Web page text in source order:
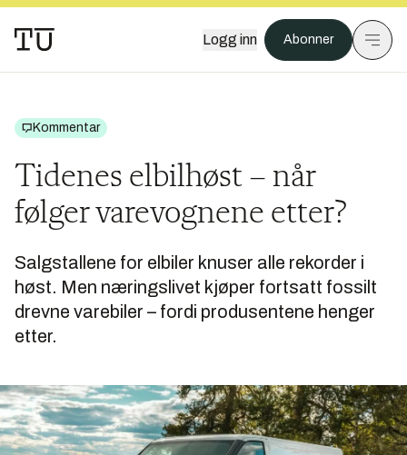
Logg inn Abonner
Kommentar
Tidenes elbilhøst – når
følger varevognene etter?
Salgstallene for elbiler knuser alle rekorder i
høst. Men næringslivet kjøper fortsatt fossilt
drevne varebiler – fordi produsentene henger
etter.